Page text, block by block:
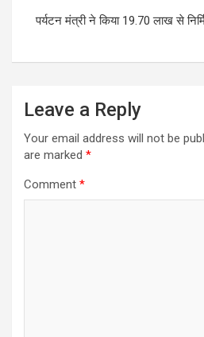
पर्यटन मंत्री ने किया 19.70 लाख से
Leave a Reply
Your email address will not be
are marked *
Comment *